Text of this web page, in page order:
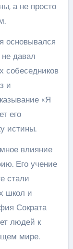
а не просто
основывался
давал
собеседников
и
«Я
его
истины.
влияние
Его учение
стали
школ и
Сократа
людей к
мире.